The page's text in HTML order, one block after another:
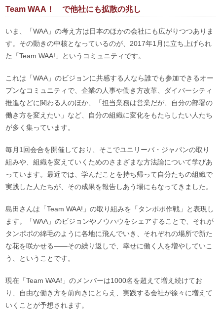
Team WAA！ で他社にも拡散の兆し
いま、「WAA」の考え方は日本のほかの会社にも広がりつつありま
す。その動きの中核となっているのが、2017年1月に立ち上げられ
た「Team WAA!」というコミュニティです。
これは「WAA」のビジョンに共感する人なら誰でも参加できるオー
プンなコミュニティで、企業の人事や働き方改革、ダイバーシティ
推進などに関わる人のほか、「担当業務は営業だが、自分の部署の
働き方を変えたい」など、自分の組織に変化をもたらしたい人たち
が多く集っています。
毎月1回会合を開催しており、そこでユニリーバ・ジャパンの取り
組みや、組織を変えていくためのさまざまな方法論について学びあ
っています。最近では、学んだことを持ち帰って自分たちの組織で
実践した人たちが、その成果を報告しあう場にもなってきました。
島田さんは「Team WAA!」の取り組みを「タンポポ作戦」と表現し
ます。「WAA」のビジョンやノウハウをシェアすることで、それが
タンポポの綿毛のように各地に飛んでいき、それぞれの場所で新た
な花を咲かせる――その繰り返しで、幸せに働く人を増やしていこ
う、ということです。
現在「Team WAA!」のメンバーは1000名を超えて増え続けてお
り、自由な働き方を前向きにとらえ、実践する会社が徐々に増えて
いくことが予想されます。